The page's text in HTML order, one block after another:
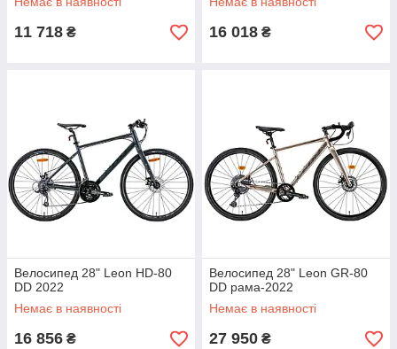
11 718 ₴ 16 018 ₴
Велосипед 28" Leon HD-80
DD 2022
Немає в наявності
16 856 ₴
Велосипед 28" Leon GR-80
DD рама-2022
Немає в наявності
27 950 ₴